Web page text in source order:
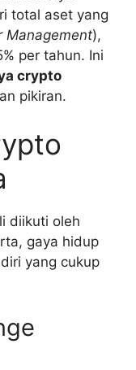
total aset yang
Management),
per tahun. Ini
crypto
pikiran.
diikuti oleh
gaya hidup
yang cukup